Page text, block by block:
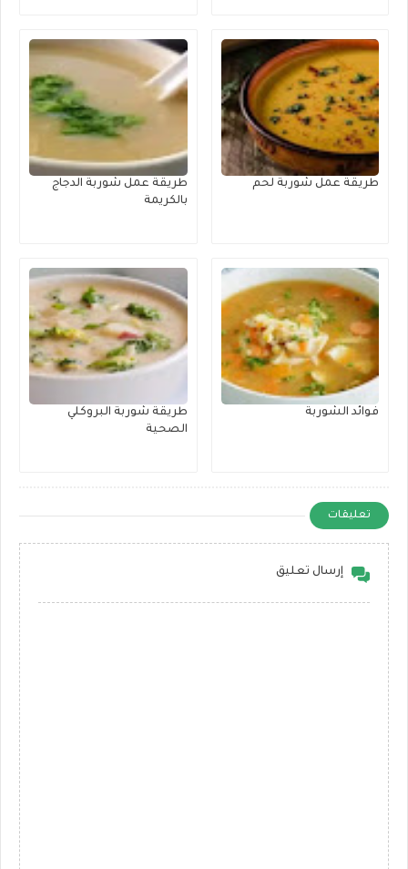
طريقة عمل شوربة لحم
طريقة عمل شوربة الدجاج
بالكريمة
فوائد الشوربة
طريقة شوربة البروكلي
الصحية
تعليقات
إرسال تعليق